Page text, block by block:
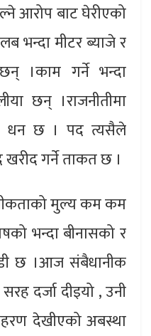
आरोप बाट घेरीएको
भन्दा मीटर ब्याजे र
।काम गर्ने भन्दा
छन् ।राजनीतीमा
धन छ । पद त्यसैले
गर्ने ताकत छ ।
मुल्य कम कम
भन्दा बीनासको र
छ ।आज संबैधानीक
दर्जा दीइयो , उनी
देखीएको अबस्था